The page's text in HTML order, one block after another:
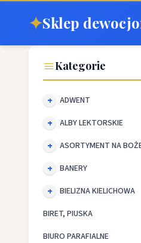
✦Sklep
Kategorie
ADWENT
ALBY LEKTORSKIE
ASORTYMENT NA
BANERY
BIELIZNA KIELICHOWA
BIRET, PIUSKA
BIURO PARAFIALNE